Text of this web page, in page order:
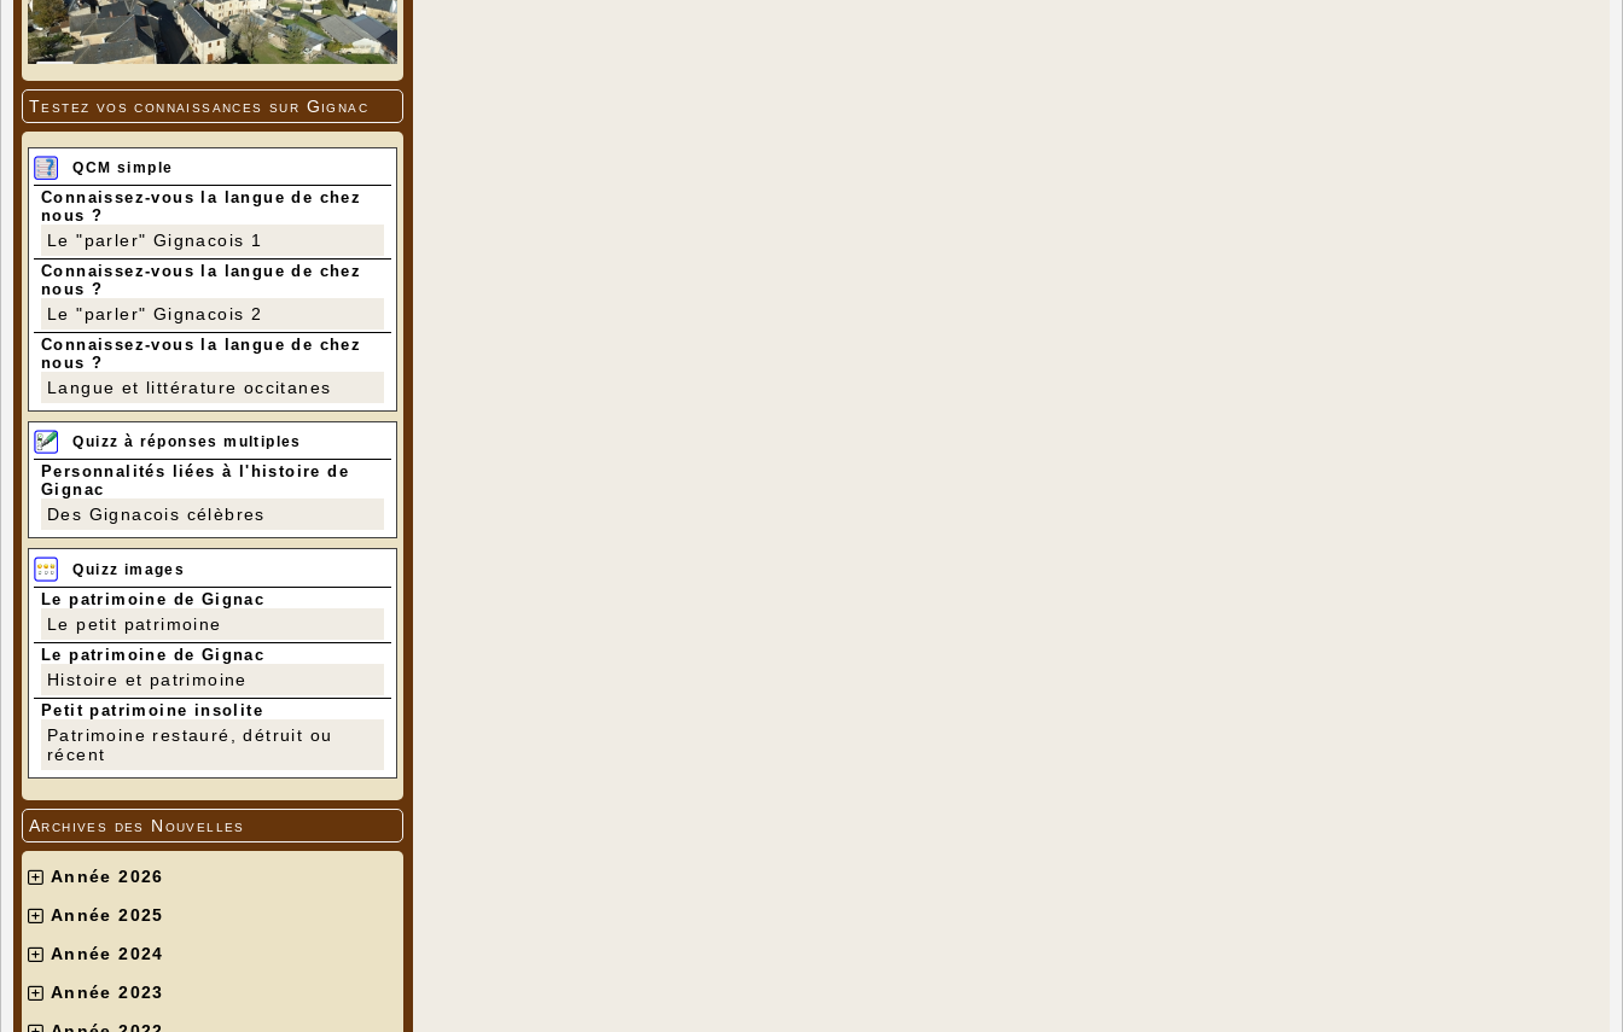
Testez vos connaissances sur Gignac
QCM simple
Connaissez-vous la langue de chez
nous ?
Le "parler" Gignacois 1
Connaissez-vous la langue de chez
nous ?
Le "parler" Gignacois 2
Connaissez-vous la langue de chez
nous ?
Langue et littérature occitanes
Quizz à réponses multiples
Personnalités liées à l'histoire de
Gignac
Des Gignacois célèbres
Quizz images
Le patrimoine de Gignac
Le petit patrimoine
Le patrimoine de Gignac
Histoire et patrimoine
Petit patrimoine insolite
Patrimoine restauré, détruit ou
récent
Archives des Nouvelles
Année 2026
Année 2025
Année 2024
Année 2023